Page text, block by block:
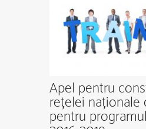
Apel pentru
rețelei
pentru